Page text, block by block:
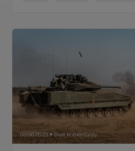
09.06.2023 ● Brak komentarzy